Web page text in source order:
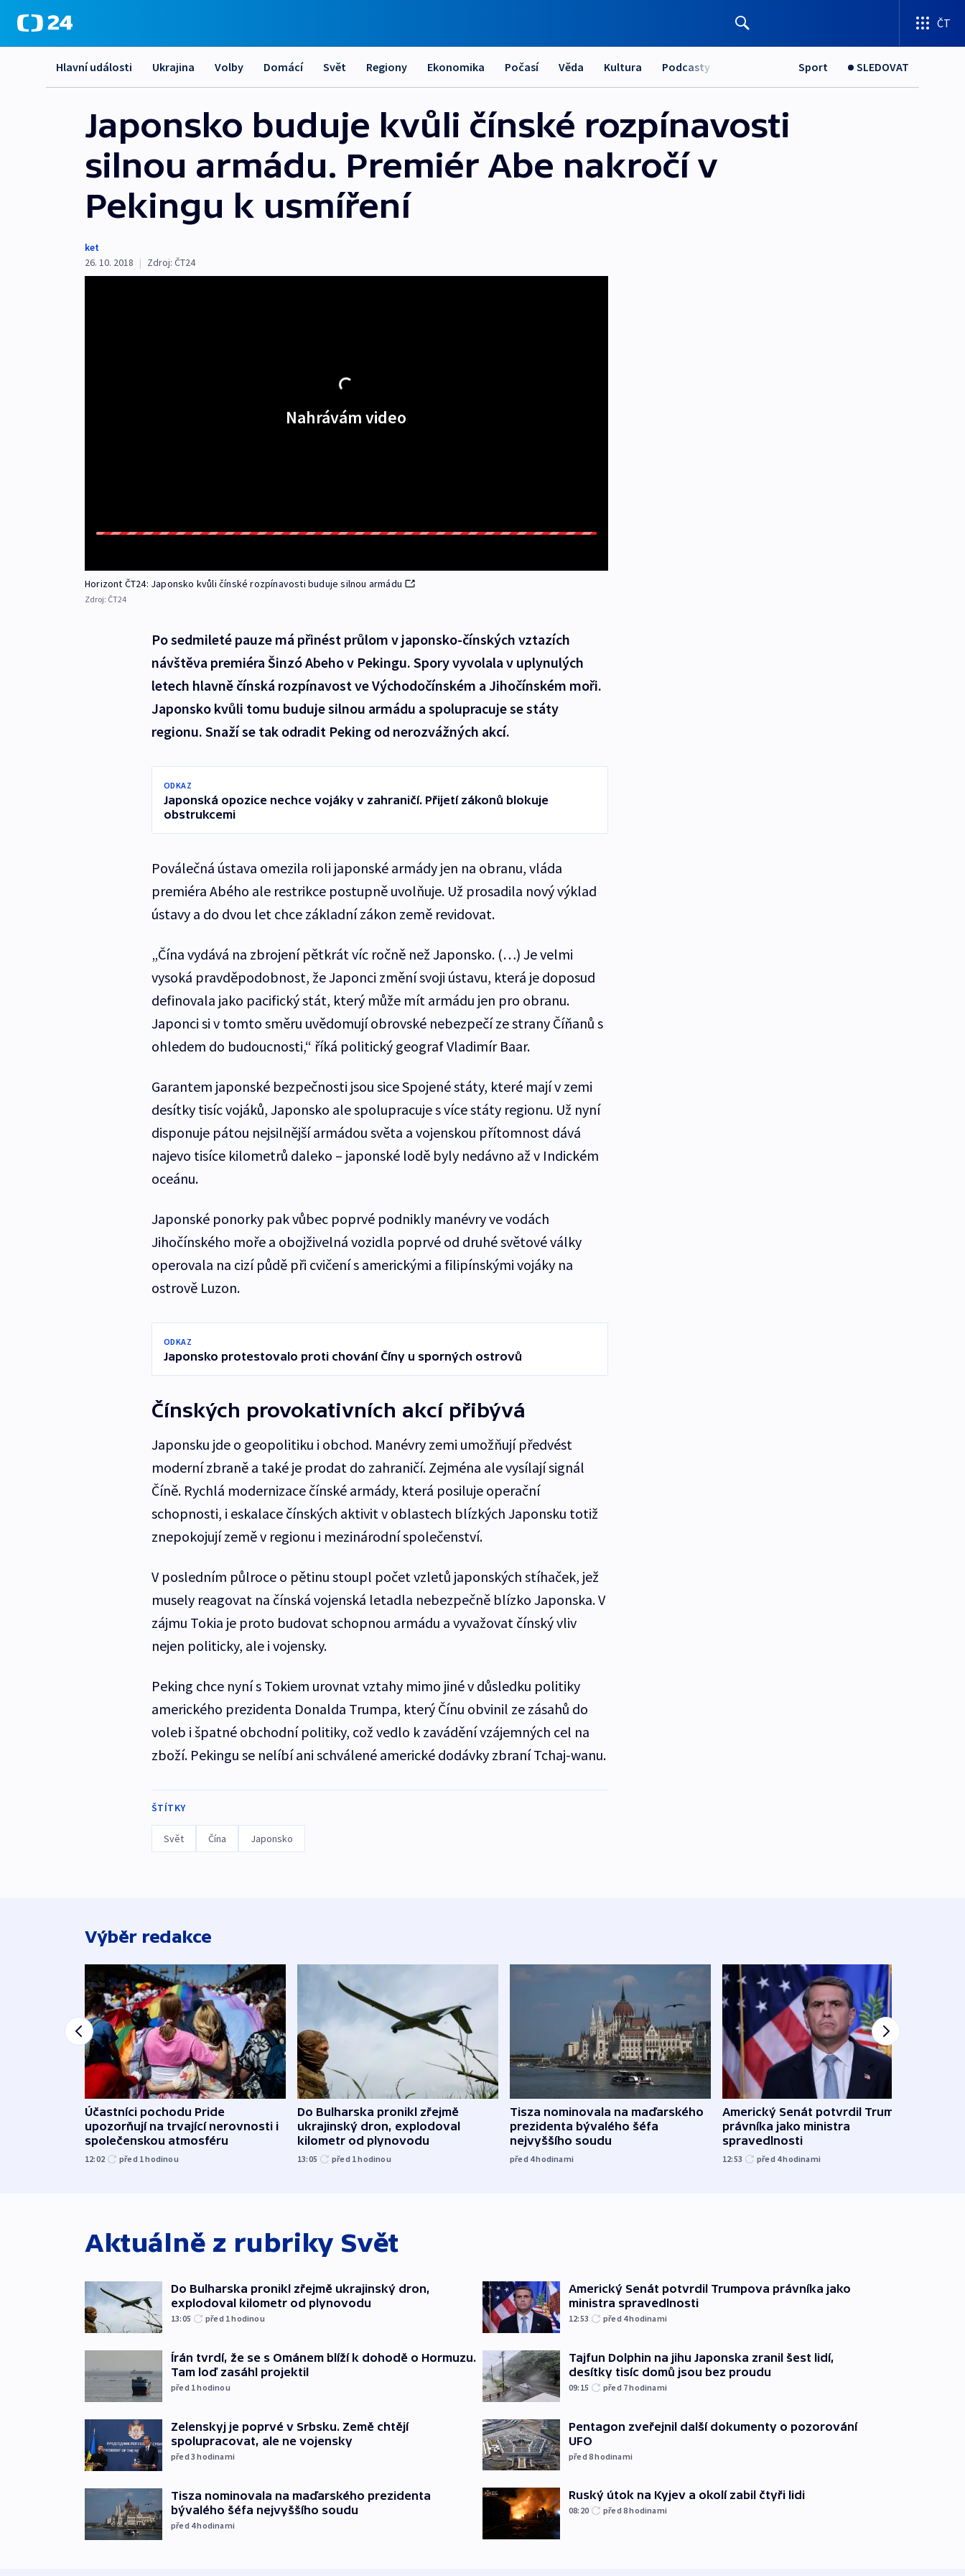
ČT
Hlavní události Ukrajina Volby Domácí Svět Regiony Ekonomika Počasí Věda Kultura Podcasty Sport SLEDOVAT
Japonsko buduje kvůli čínské rozpínavosti
silnou armádu. Premiér Abe nakročí v
Pekingu k usmíření
ket
26. 10. 2018 | Zdroj: ČT24
Nahrávám video
Horizont ČT24: Japonsko kvůli čínské rozpínavosti buduje silnou armádu
Zdroj: ČT24
Po sedmileté pauze má přinést průlom v japonsko-čínských vztazích
návštěva premiéra Šinzó Abeho v Pekingu. Spory vyvolala v uplynulých
letech hlavně čínská rozpínavost ve Východočínském a Jihočínském moři.
Japonsko kvůli tomu buduje silnou armádu a spolupracuje se státy
regionu. Snaží se tak odradit Peking od nerozvážných akcí.
ODKAZ
Japonská opozice nechce vojáky v zahraničí. Přijetí zákonů blokuje
obstrukcemi
Poválečná ústava omezila roli japonské armády jen na obranu, vláda
premiéra Abého ale restrikce postupně uvolňuje. Už prosadila nový výklad
ústavy a do dvou let chce základní zákon země revidovat.
„Čína vydává na zbrojení pětkrát víc ročně než Japonsko. (…) Je velmi
vysoká pravděpodobnost, že Japonci změní svoji ústavu, která je doposud
definovala jako pacifický stát, který může mít armádu jen pro obranu.
Japonci si v tomto směru uvědomují obrovské nebezpečí ze strany Číňanů s
ohledem do budoucnosti,“ říká politický geograf Vladimír Baar.
Garantem japonské bezpečnosti jsou sice Spojené státy, které mají v zemi
desítky tisíc vojáků, Japonsko ale spolupracuje s více státy regionu. Už nyní
disponuje pátou nejsilnější armádou světa a vojenskou přítomnost dává
najevo tisíce kilometrů daleko – japonské lodě byly nedávno až v Indickém
oceánu.
Japonské ponorky pak vůbec poprvé podnikly manévry ve vodách
Jihočínského moře a obojživelná vozidla poprvé od druhé světové války
operovala na cizí půdě při cvičení s americkými a filipínskými vojáky na
ostrově Luzon.
ODKAZ
Japonsko protestovalo proti chování Číny u sporných ostrovů
Čínských provokativních akcí přibývá
Japonsku jde o geopolitiku i obchod. Manévry zemi umožňují předvést
moderní zbraně a také je prodat do zahraničí. Zejména ale vysílají signál
Číně. Rychlá modernizace čínské armády, která posiluje operační
schopnosti, i eskalace čínských aktivit v oblastech blízkých Japonsku totiž
znepokojují země v regionu i mezinárodní společenství.
V posledním půlroce o pětinu stoupl počet vzletů japonských stíhaček, jež
musely reagovat na čínská vojenská letadla nebezpečně blízko Japonska. V
zájmu Tokia je proto budovat schopnou armádu a vyvažovat čínský vliv
nejen politicky, ale i vojensky.
Peking chce nyní s Tokiem urovnat vztahy mimo jiné v důsledku politiky
amerického prezidenta Donalda Trumpa, který Čínu obvinil ze zásahů do
voleb i špatné obchodní politiky, což vedlo k zavádění vzájemných cel na
zboží. Pekingu se nelíbí ani schválené americké dodávky zbraní Tchaj-wanu.
ŠTÍTKY
Svět Čína Japonsko
Výběr redakce
Účastníci pochodu Pride
upozorňují na trvající nerovnosti i
společenskou atmosféru
12:02 před 1hodinou
Do Bulharska pronikl zřejmě
ukrajinský dron, explodoval
kilometr od plynovodu
13:05 před 1hodinou
Tisza nominovala na maďarského
prezidenta bývalého šéfa
nejvyššího soudu
před 4hodinami
Americký Senát potvrdil Trumpova
právníka jako ministra
spravedlnosti
12:53 před 4hodinami
Aktuálně z rubriky Svět
Do Bulharska pronikl zřejmě ukrajinský dron,
explodoval kilometr od plynovodu
13:05 před 1hodinou
Írán tvrdí, že se s Ománem blíží k dohodě o Hormuzu.
Tam loď zasáhl projektil
před 1hodinou
Zelenskyj je poprvé v Srbsku. Země chtějí
spolupracovat, ale ne vojensky
před 3hodinami
Tisza nominovala na maďarského prezidenta
bývalého šéfa nejvyššího soudu
před 4hodinami
Americký Senát potvrdil Trumpova právníka jako
ministra spravedlnosti
12:53 před 4hodinami
Tajfun Dolphin na jihu Japonska zranil šest lidí,
desítky tisíc domů jsou bez proudu
09:15 před 7hodinami
Pentagon zveřejnil další dokumenty o pozorování
UFO
před 8hodinami
Ruský útok na Kyjev a okolí zabil čtyři lidi
08:20 před 8hodinami